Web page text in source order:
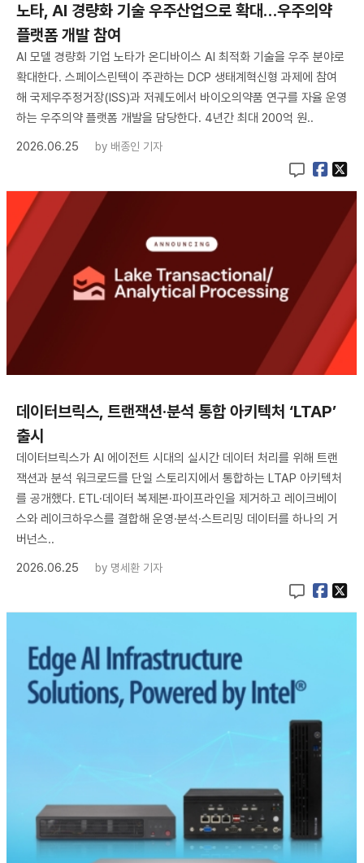
노타, AI 경량화 기술 우주산업으로 확대…우주의약
플랫폼 개발 참여
AI 모델 경량화 기업 노타가 온디바이스 AI 최적화 기술을 우주 분야로
확대한다. 스페이스린텍이 주관하는 DCP 생태계혁신형 과제에 참여
해 국제우주정거장(ISS)과 저궤도에서 바이오의약품 연구를 자율 운영
하는 우주의약 플랫폼 개발을 담당한다. 4년간 최대 200억 원..
2026.06.25
by 배종인 기자
데이터브릭스, 트랜잭션·분석 통합 아키텍처 ‘LTAP’
출시
데이터브릭스가 AI 에이전트 시대의 실시간 데이터 처리를 위해 트랜
잭션과 분석 워크로드를 단일 스토리지에서 통합하는 LTAP 아키텍처
를 공개했다. ETL·데이터 복제본·파이프라인을 제거하고 레이크베이
스와 레이크하우스를 결합해 운영·분석·스트리밍 데이터를 하나의 거
버넌스..
2026.06.25
by 명세환 기자